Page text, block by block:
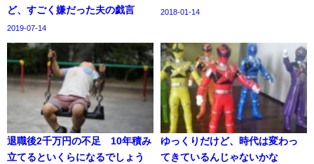
ど、すごく嫌だった夫の戯言
2019-07-14
2018-01-14
退職後2千万円の不足 10年積み
立てるといくらになるでしょう
ゆっくりだけど、時代は変わっ
てきているんじゃないかな